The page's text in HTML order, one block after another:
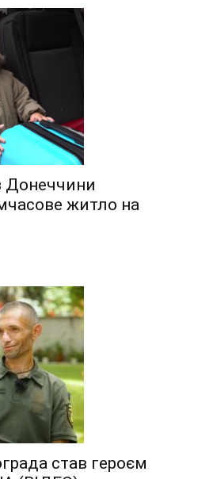
Донеччини
житло на
став героєм